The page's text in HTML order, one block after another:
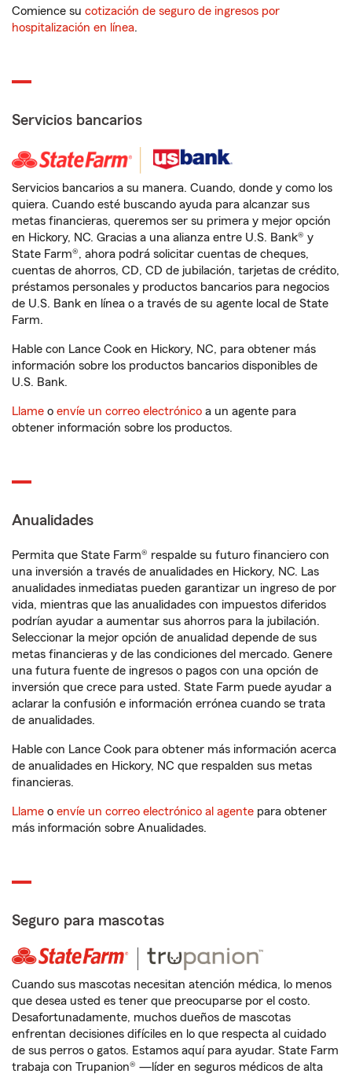
Comience su cotización de seguro de ingresos por
hospitalización en línea.
Servicios bancarios
Servicios bancarios a su manera. Cuando, donde y como los
quiera. Cuando esté buscando ayuda para alcanzar sus
metas financieras, queremos ser su primera y mejor opción
en Hickory, NC. Gracias a una alianza entre U.S. Bank® y
State Farm®, ahora podrá solicitar cuentas de cheques,
cuentas de ahorros, CD, CD de jubilación, tarjetas de crédito,
préstamos personales y productos bancarios para negocios
de U.S. Bank en línea o a través de su agente local de State
Farm.
Hable con Lance Cook en Hickory, NC, para obtener más
información sobre los productos bancarios disponibles de
U.S. Bank.
Llame o envíe un correo electrónico a un agente para
obtener información sobre los productos.
Anualidades
Permita que State Farm® respalde su futuro financiero con
una inversión a través de anualidades en Hickory, NC. Las
anualidades inmediatas pueden garantizar un ingreso de por
vida, mientras que las anualidades con impuestos diferidos
podrían ayudar a aumentar sus ahorros para la jubilación.
Seleccionar la mejor opción de anualidad depende de sus
metas financieras y de las condiciones del mercado. Genere
una futura fuente de ingresos o pagos con una opción de
inversión que crece para usted. State Farm puede ayudar a
aclarar la confusión e información errónea cuando se trata
de anualidades.
Hable con Lance Cook para obtener más información acerca
de anualidades en Hickory, NC que respalden sus metas
financieras.
Llame o envíe un correo electrónico al agente para obtener
más información sobre Anualidades.
Seguro para mascotas
Cuando sus mascotas necesitan atención médica, lo menos
que desea usted es tener que preocuparse por el costo.
Desafortunadamente, muchos dueños de mascotas
enfrentan decisiones difíciles en lo que respecta al cuidado
de sus perros o gatos. Estamos aquí para ayudar. State Farm
trabaja con Trupanion® —líder en seguros médicos de alta